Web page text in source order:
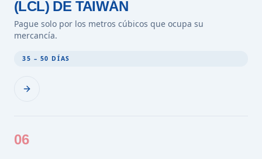
(LCL) DE TAIWÁN
Pague solo por los metros cúbicos que ocupa su
mercancía.
35 – 50 DÍAS
06